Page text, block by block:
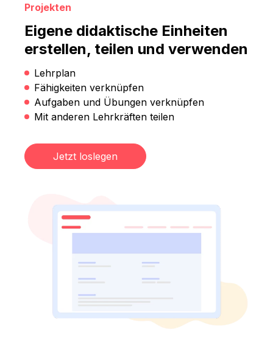
Projekten
Eigene didaktische Einheiten
erstellen, teilen und verwenden
Lehrplan
Fähigkeiten verknüpfen
Aufgaben und Übungen verknüpfen
Mit anderen Lehrkräften teilen
Jetzt loslegen